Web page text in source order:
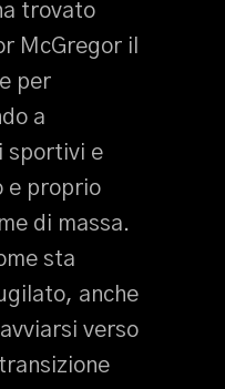
trovato
McGregor il
per
a
sportivi e
e proprio
di massa.
sta
anche
verso